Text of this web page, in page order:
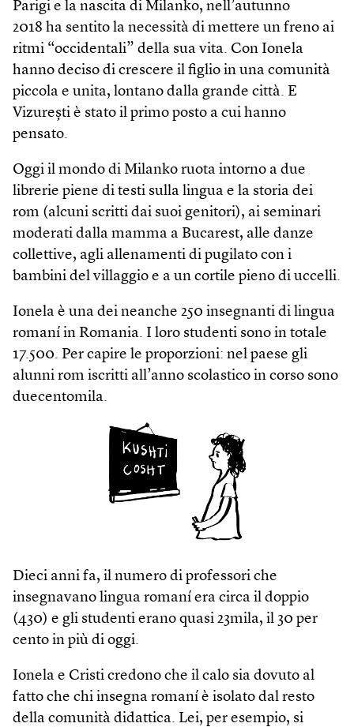
Parigi e la nascita di Milanko, nell’autunno
2018 ha sentito la necessità di mettere un freno ai
ritmi “occidentali” della sua vita. Con Ionela
hanno deciso di crescere il figlio in una comunità
piccola e unita, lontano dalla grande città. E
Vizurești è stato il primo posto a cui hanno
pensato.
Oggi il mondo di Milanko ruota intorno a due
librerie piene di testi sulla lingua e la storia dei
rom (alcuni scritti dai suoi genitori), ai seminari
moderati dalla mamma a Bucarest, alle danze
collettive, agli allenamenti di pugilato con i
bambini del villaggio e a un cortile pieno di uccelli.
Ionela è una dei neanche 250 insegnanti di lingua
romaní in Romania. I loro studenti sono in totale
17.500. Per capire le proporzioni: nel paese gli
alunni rom iscritti all’anno scolastico in corso sono
duecentomila.
Dieci anni fa, il numero di professori che
insegnavano lingua romaní era circa il doppio
(430) e gli studenti erano quasi 23mila, il 30 per
cento in più di oggi.
Ionela e Cristi credono che il calo sia dovuto al
fatto che chi insegna romaní è isolato dal resto
della comunità didattica. Lei, per esempio, si